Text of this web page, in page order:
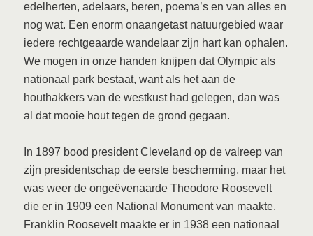
edelherten, adelaars, beren, poema’s en van alles en
nog wat. Een enorm onaangetast natuurgebied waar
iedere rechtgeaarde wandelaar zijn hart kan ophalen.
We mogen in onze handen knijpen dat Olympic als
nationaal park bestaat, want als het aan de
houthakkers van de westkust had gelegen, dan was
al dat mooie hout tegen de grond gegaan.
In 1897 bood president Cleveland op de valreep van
zijn presidentschap de eerste bescherming, maar het
was weer de ongeëvenaarde Theodore Roosevelt
die er in 1909 een National Monument van maakte.
Franklin Roosevelt maakte er in 1938 een nationaal